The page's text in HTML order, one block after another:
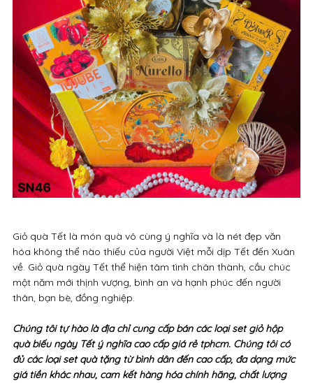
Giỏ quà Tết là món quà vô cùng ý nghĩa và là nét đẹp văn
hóa không thể nào thiếu của người Việt mỗi dịp Tết đến Xuân
về. Giỏ quà ngày Tết thể hiện tâm tình chân thành, cầu chúc
một năm mới thịnh vượng, bình an và hạnh phúc đến người
thân, bạn bè, đồng nghiệp.
Chúng tôi tự hào là địa chỉ cung cấp bán các loại set giỏ hộp
quà biếu ngày Tết ý nghĩa cao cấp giá rẻ tphcm. Chúng tôi có
đủ các loại set quà tặng từ bình dân đến cao cấp, đa dạng mức
giá tiền khác nhau, cam kết hàng hóa chính hãng, chất lượng